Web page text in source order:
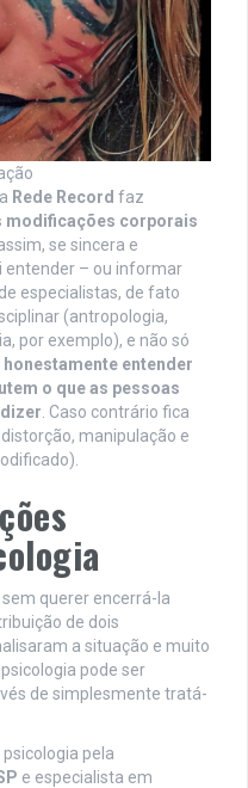
Rede Record faz
modificações corporais
se sincera e
entender – ou informar
especialistas, de fato
(antropologia,
por exemplo), e não só
honestamente entender
o que as pessoas
. Caso contrário fica
manipulação e
querer encerrá-la
de dois
a situação e muito
pode ser
de simplesmente tratá-
pela
e especialista em